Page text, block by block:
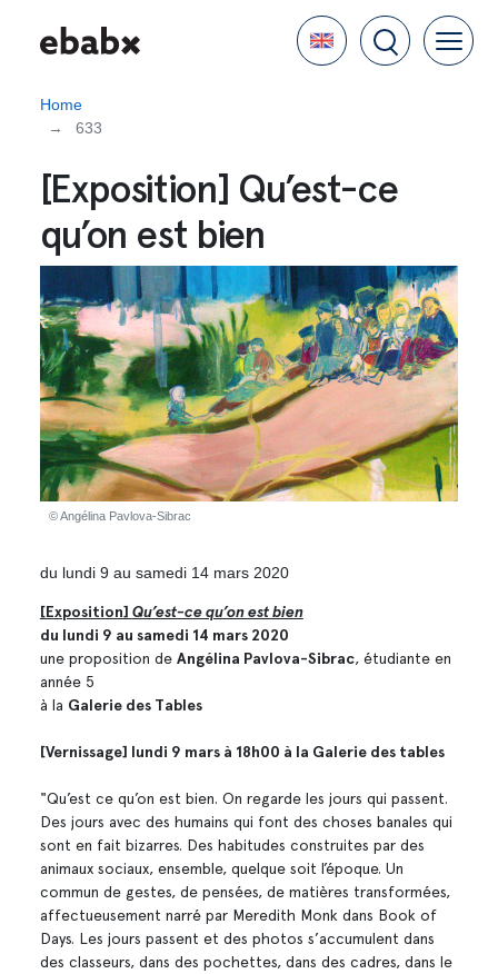
Language
Home
633
[Exposition] Qu’est-ce
qu’on est bien
© Angélina Pavlova-Sibrac
du lundi 9 au samedi 14 mars 2020
[Exposition] Qu’est-ce qu’on est bien
du lundi 9 au samedi 14 mars 2020
une proposition de Angélina Pavlova-Sibrac, étudiante en
année 5
à la Galerie des Tables
[Vernissage] lundi 9 mars à 18h00 à la Galerie des tables
"Qu’est ce qu’on est bien. On regarde les jours qui passent.
Des jours avec des humains qui font des choses banales qui
sont en fait bizarres. Des habitudes construites par des
animaux sociaux, ensemble, quelque soit l’époque. Un
commun de gestes, de pensées, de matières transformées,
affectueusement narré par Meredith Monk dans Book of
Days. Les jours passent et des photos s’accumulent dans
des classeurs, dans des pochettes, dans des cadres, dans le